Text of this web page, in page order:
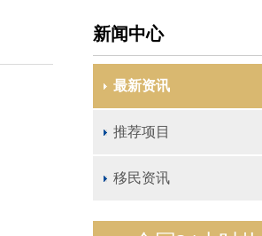
新闻中心
最新资讯
推荐项目
移民资讯